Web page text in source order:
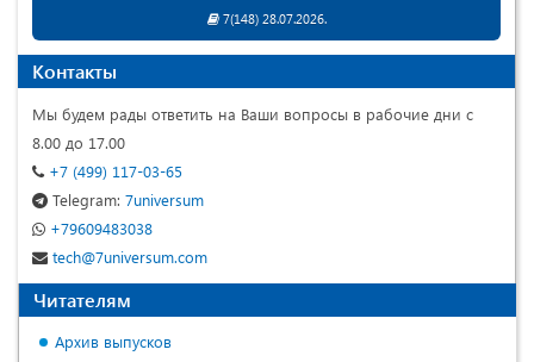
7(148) 28.07.2026.
Контакты
Мы будем рады ответить на Ваши вопросы в рабочие дни с
8.00 до 17.00
+7 (499) 117-03-65
Telegram: 7universum
+79609483038
tech@7universum.com
Читателям
Архив выпусков